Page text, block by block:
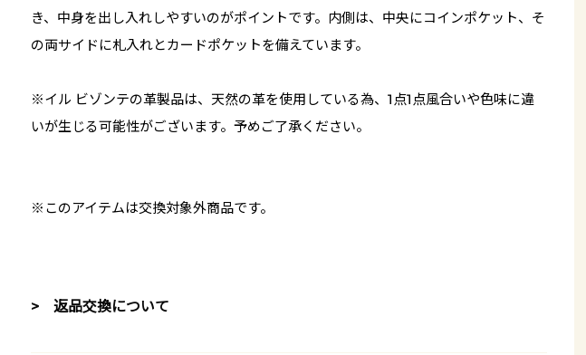
き、中身を出し入れしやすいのがポイントです。内側は、中央にコインポケット、そ
の両サイドに札入れとカードポケットを備えています。
※イル ビゾンテの革製品は、天然の革を使用している為、1点1点風合いや色味に違
いが生じる可能性がございます。予めご了承ください。
※このアイテムは交換対象外商品です。
> 返品交換について